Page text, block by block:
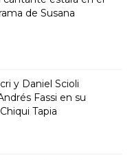
de Susana
y Daniel Scioli
Fassi en su
Tapia